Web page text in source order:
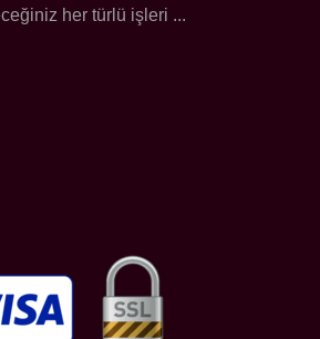
her türlü işleri ...